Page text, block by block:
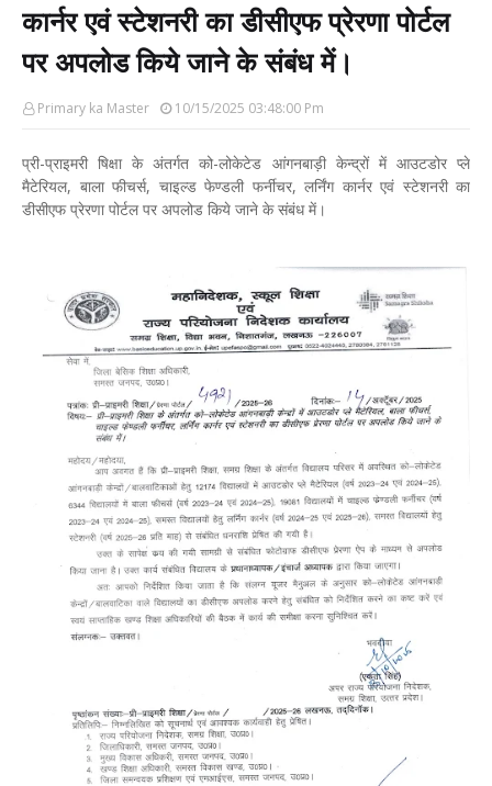
कार्नर एवं स्टेशनरी का डीसीएफ प्रेरणा पोर्टल
पर अपलोड किये जाने के संबंध में।
Primary ka Master 10/15/2025 03:48:00 Pm
प्री-प्राइमरी षिक्षा के अंतर्गत को-लोकेटेड आंगनबाड़ी केन्द्रों में आउटडोर प्ले
मैटेरियल, बाला फीचर्स, चाइल्ड फेण्डली फर्नीचर, लर्निंग कार्नर एवं स्टेशनरी का
डीसीएफ प्रेरणा पोर्टल पर अपलोड किये जाने के संबंध में।